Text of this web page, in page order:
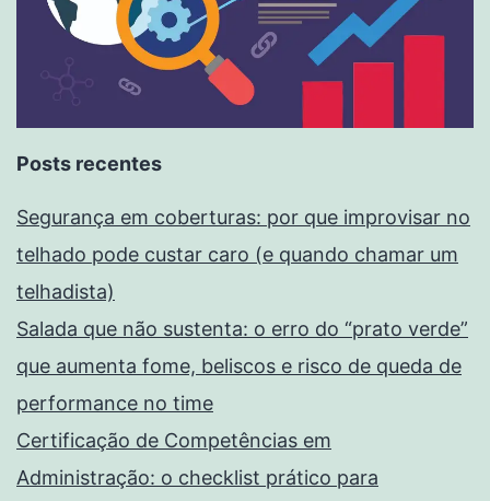
Posts recentes
Segurança em coberturas: por que improvisar no
telhado pode custar caro (e quando chamar um
telhadista)
Salada que não sustenta: o erro do “prato verde”
que aumenta fome, beliscos e risco de queda de
performance no time
Certificação de Competências em
Administração: o checklist prático para